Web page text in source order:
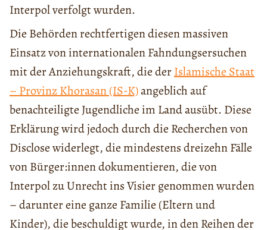
Interpol verfolgt wurden.
Die Behörden rechtfertigen diesen massiven
Einsatz von internationalen Fahndungsersuchen
mit der Anziehungskraft, die derIslamische Staat
– Provinz Khorasan (IS-K)angeblich auf
benachteiligte Jugendliche im Land ausübt. Diese
Erklärung wird jedoch durch die Recherchen von
Disclose widerlegt, die mindestens dreizehn Fälle
von Bürger:innen dokumentieren, die von
Interpol zu Unrecht ins Visier genommen wurden
– darunter eine ganze Familie (Eltern und
Kinder), die beschuldigt wurde, in den Reihen der